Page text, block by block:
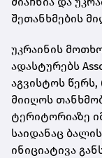
შეთანხმების
უკრაინის
ადასტურებს
აგვისტოს
მიიღოს
ტერიტორიაზე
საიდანაც
ინიციატივა